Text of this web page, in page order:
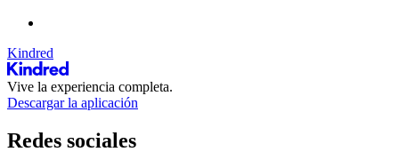
Kindred
Vive la experiencia completa.
Descargar la aplicación
Redes sociales